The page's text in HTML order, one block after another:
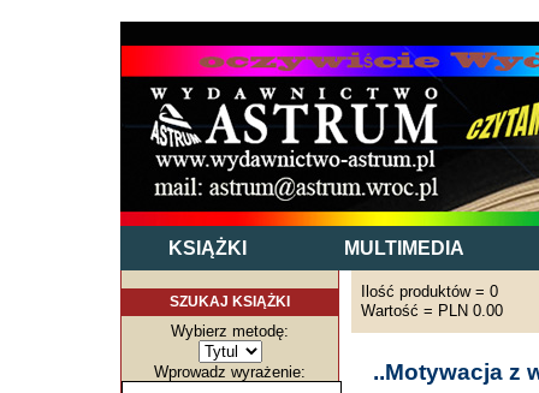
KSIĄŻKI MULTIMEDIA
SZUKAJ KSIĄŻKI
Wybierz metodę:
Wprowadz wyrażenie:
Ilość produktów = 0
Wartość = PLN 0.00
..Motywacja z